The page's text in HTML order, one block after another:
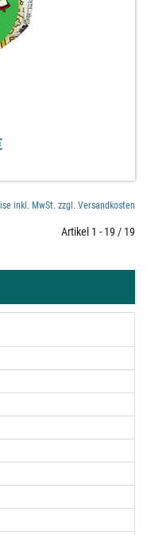
inkl. MwSt. zzgl. Versandkosten
Artikel 1 - 19 / 19